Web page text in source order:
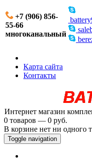
+7 (906) 856-
55-66
многоканальный
Карта сайта
Контакты
Интернет магазин
0 товаров — 0 руб.
В корзине нет ни одного
Toggle navigation